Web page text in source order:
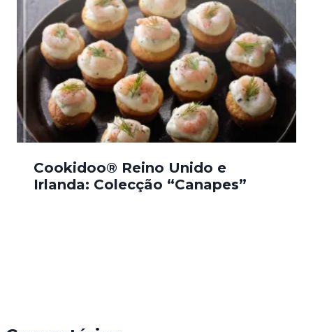
Cookidoo® Reino Unido e
Irlanda: Colecção “Canapes”